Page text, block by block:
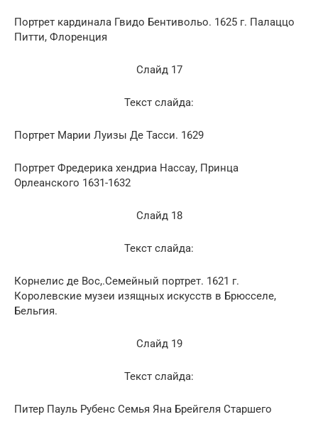
Портрет кардинала Гвидо Бентивольо. 1625 г. Палаццо
Питти, Флоренция
Слайд 17
Текст слайда:
Портрет Марии Луизы Де Тасси. 1629
Портрет Фредерика хендриа Нассау, Принца
Орлеанского 1631-1632
Слайд 18
Текст слайда:
Корнелис де Вос,.Семейный портрет. 1621 г.
Королевские музеи изящных искусств в Брюсселе,
Бельгия.
Слайд 19
Текст слайда:
Питер Пауль Рубенс Семья Яна Брейгеля Старшего